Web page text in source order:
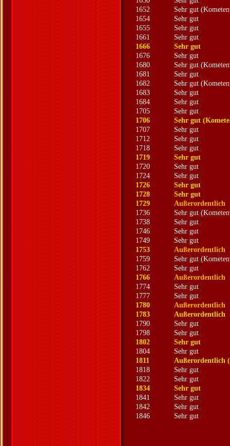
1652
Sehr gut
1654
Sehr gut
1655
Sehr gut
1661
Sehr gut
1666
Sehr gut
1676
Sehr gut
1680
Sehr gut
1681
Sehr gut
1682
Sehr gut
1683
Sehr gut
1684
Sehr gut
1705
Sehr gut
1706
Sehr gut
1707
Sehr gut
1712
Sehr gut
1718
Sehr gut
1719
Sehr gut
1720
Sehr gut
1724
Sehr gut
1726
Sehr gut
1728
Sehr gut
1729
Außerordentlich
1736
Sehr gut
1738
Sehr gut
1746
Sehr gut
1749
Sehr gut
1753
Außerordentlich
1759
Sehr gut
1762
Sehr gut
1766
Außerordentlich
1774
Sehr gut
1777
Sehr gut
1780
Außerordentlich
1783
Außerordentlich
1790
Sehr gut
1798
Sehr gut
1802
Sehr gut
1804
Sehr gut
1811
Außerordentlich
1818
Sehr gut
1822
Sehr gut
1834
Sehr gut
1841
Sehr gut
1842
Sehr gut
1846
Sehr gut